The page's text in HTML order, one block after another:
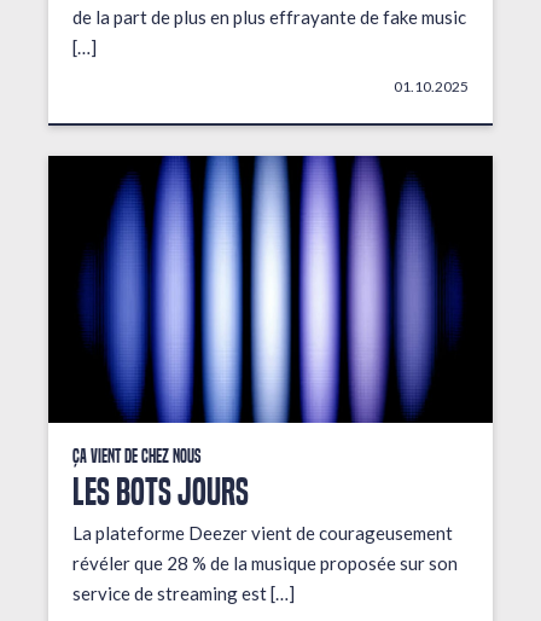
de la part de plus en plus effrayante de fake music
[…]
01.10.2025
Ça vient de chez nous
LES BOTS JOURS
La plateforme Deezer vient de courageusement
révéler que 28 % de la musique proposée sur son
service de streaming est […]